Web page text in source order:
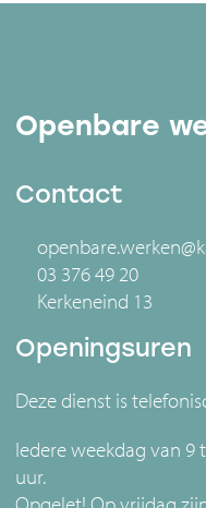
Openbare
Contact
03 376 49 20
Kerkeneind 13
Openingsuren
Deze dienst is
Iedere weekdag van 9
uur.